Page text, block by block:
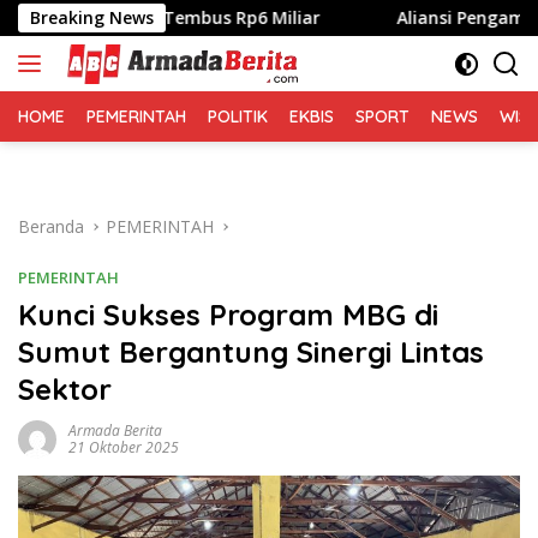
Langsung
ke
konten
Breaking News
Tembus Rp6 Miliar Aliansi Pengamat
HOME PEMERINTAH POLITIK EKBIS SPORT NEWS
Beranda PEMERINTAH
PEMERINTAH
Kunci Sukses Program MBG di
Sumut Bergantung Sinergi Lintas
Sektor
Armada Berita
21 Oktober 2025